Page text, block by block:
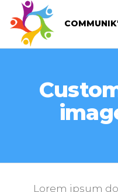
Lorem ipsum